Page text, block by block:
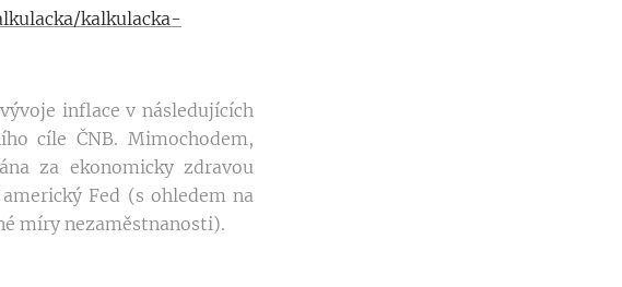
kalkulacka-
inflace v následujících
cíle ČNB. Mimochodem,
za ekonomicky zdravou
Fed (s ohledem na
míry nezaměstnanosti).